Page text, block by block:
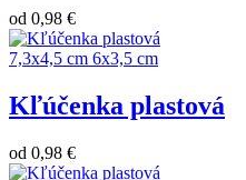
od 0,98 €
7,3x4,5 cm 6x3,5 cm
Kľúčenka plastová
od 0,98 €